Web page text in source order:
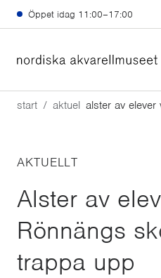
Hoppa till huvudinnehåll
Öppet idag 11:00–17:00
start aktuellt
AKTUELLT
Alster av
Rönnängs
trappa upp